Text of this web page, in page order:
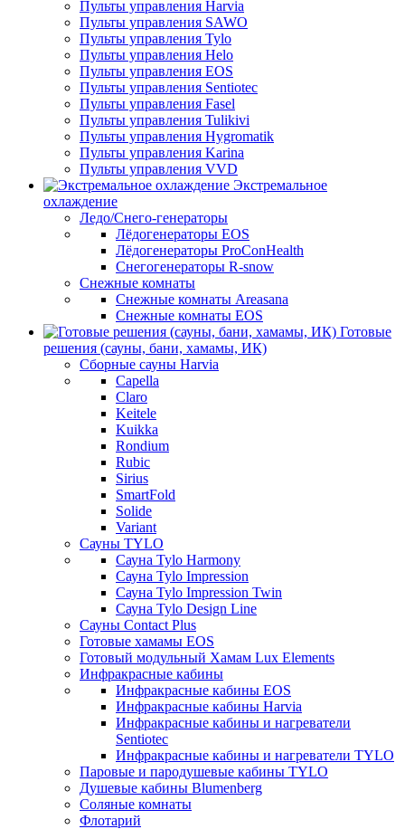
Пульты управления Harvia
Пульты управления SAWO
Пульты управления Tylo
Пульты управления Helo
Пульты управления EOS
Пульты управления Sentiotec
Пульты управления Fasel
Пульты управления Tulikivi
Пульты управления Hygromatik
Пульты управления Karina
Пульты управления VVD
Экстремальное
охлаждение
Ледо/Снего-генераторы
Лёдогенераторы EOS
Лёдогенераторы ProConHealth
Снегогенераторы R-snow
Снежные комнаты
Снежные комнаты Areasana
Снежные комнаты EOS
Готовые
решения (сауны, бани, хамамы, ИК)
Сборные сауны Harvia
Capella
Claro
Keitele
Kuikka
Rondium
Rubic
Sirius
SmartFold
Solide
Variant
Сауны TYLO
Сауна Tylo Harmony
Сауна Tylo Impression
Сауна Tylo Impression Twin
Сауна Tylo Design Line
Сауны Contact Plus
Готовые хамамы EOS
Готовый модульный Хамам Lux Elements
Инфракрасные кабины
Инфракрасные кабины EOS
Инфракрасные кабины Harvia
Инфракрасные кабины и нагреватели
Sentiotec
Инфракрасные кабины и нагреватели TYLO
Паровые и пародушевые кабины TYLO
Душевые кабины Blumenberg
Соляные комнаты
Флотарий